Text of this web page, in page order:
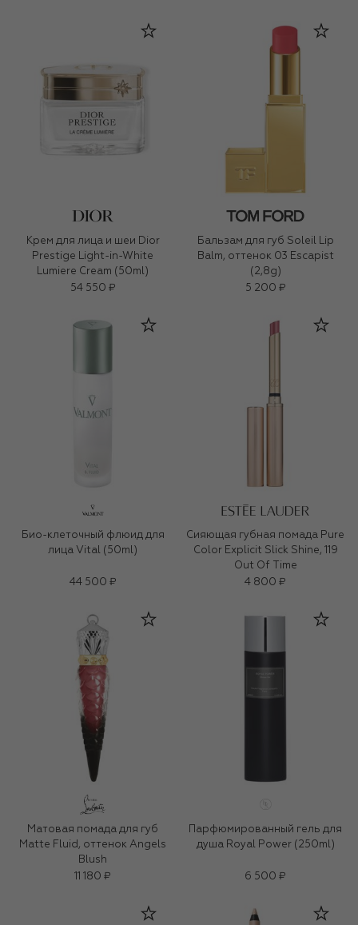
Крем для лица и шеи Dior
Prestige Light-in-White
Lumiere Cream (50ml)
54 550 ₽
Бальзам для губ Soleil Lip
Balm, оттенок 03 Escapist
(2,8g)
5 200 ₽
Био-клеточный флюид для
лица Vital (50ml)
44 500 ₽
Сияющая губная помада Pure
Color Explicit Slick Shine, 119
Out Of Time
4 800 ₽
Матовая помада для губ
Matte Fluid, оттенок Angels
Blush
11 180 ₽
Парфюмированный гель для
душа Royal Power (250ml)
6 500 ₽